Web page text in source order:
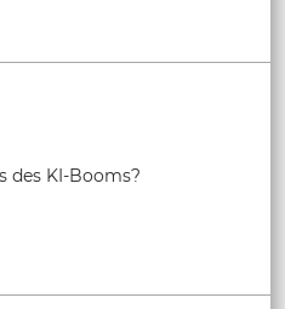
des KI-Booms?